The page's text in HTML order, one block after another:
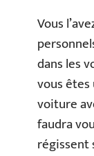
Vous
dans les
vous êtes
voiture
faudra
régissent